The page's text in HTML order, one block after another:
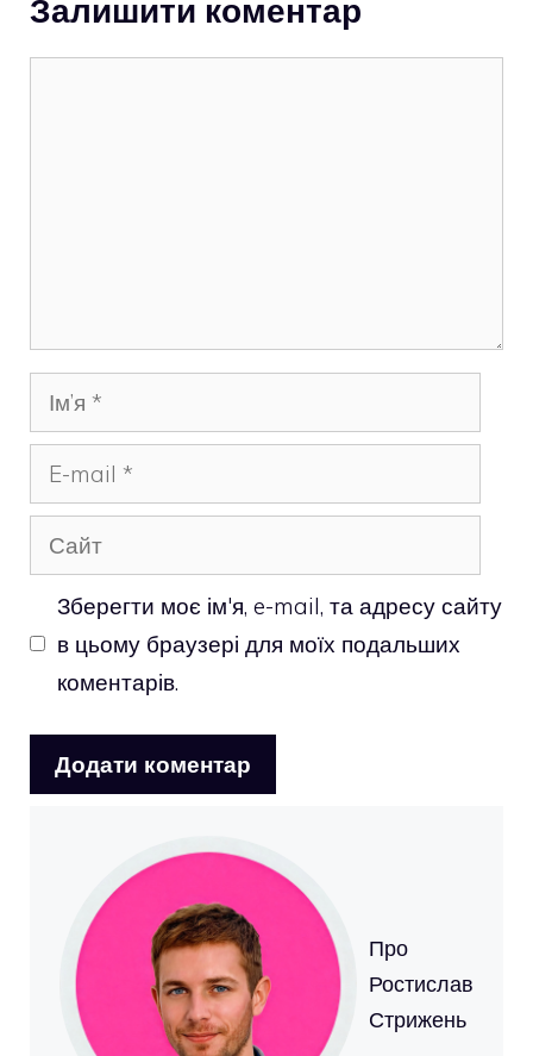
Залишити коментар
Ім’я
mail
Сайт
Зберегти моє ім'я, e-mail, та адресу сайту
в цьому браузері для моїх подальших
коментарів.
Про
Ростислав
Стрижень